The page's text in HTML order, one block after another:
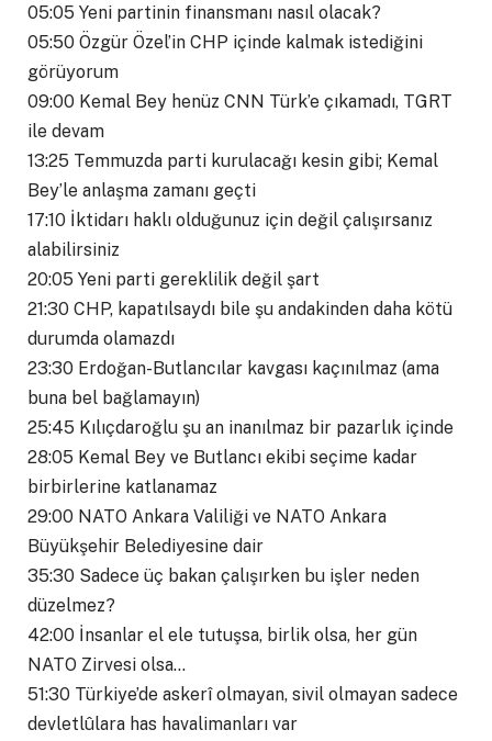
05:05 Yeni partinin finansmanı nasıl olacak?
05:50 Özgür Özel’in CHP içinde kalmak istediğini
görüyorum
09:00 Kemal Bey henüz CNN Türk’e çıkamadı, TGRT
ile devam
13:25 Temmuzda parti kurulacağı kesin gibi; Kemal
Bey’le anlaşma zamanı geçti
17:10 İktidarı haklı olduğunuz için değil çalışırsanız
alabilirsiniz
20:05 Yeni parti gereklilik değil şart
21:30 CHP, kapatılsaydı bile şu andakinden daha kötü
durumda olamazdı
23:30 Erdoğan-Butlancılar kavgası kaçınılmaz (ama
buna bel bağlamayın)
25:45 Kılıçdaroğlu şu an inanılmaz bir pazarlık içinde
28:05 Kemal Bey ve Butlancı ekibi seçime kadar
birbirlerine katlanamaz
29:00 NATO Ankara Valiliği ve NATO Ankara
Büyükşehir Belediyesine dair
35:30 Sadece üç bakan çalışırken bu işler neden
düzelmez?
42:00 İnsanlar el ele tutuşsa, birlik olsa, her gün
NATO Zirvesi olsa…
51:30 Türkiye’de askerî olmayan, sivil olmayan sadece
devletlûlara has havalimanları var